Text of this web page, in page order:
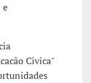
e
Civica"